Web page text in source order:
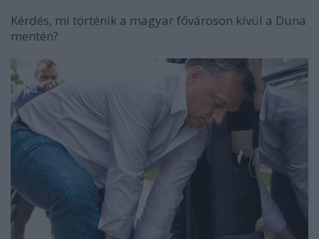
Kérdés, mi történik a magyar fővároson kívül a Duna
mentén?